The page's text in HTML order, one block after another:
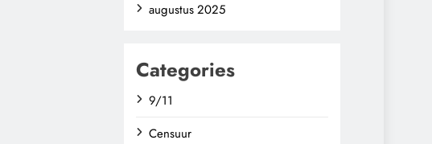
augustus 2025
Categories
9/11
Censuur